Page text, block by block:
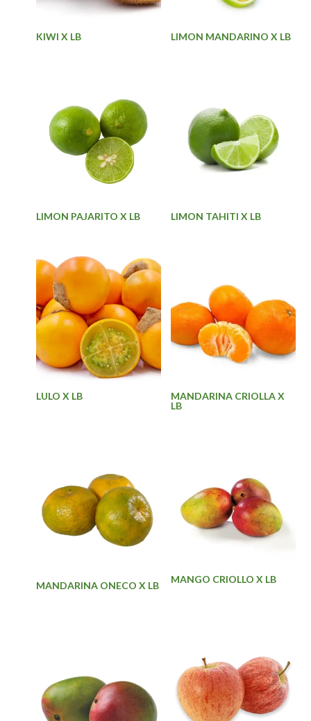
KIWI X LB LIMON MANDARINO X LB
LIMON PAJARITO X LB LIMON TAHITI X LB
LULO X LB
MANDARINA CRIOLLA X
LB
MANDARINA ONECO X LB
MANGO CRIOLLO X LB